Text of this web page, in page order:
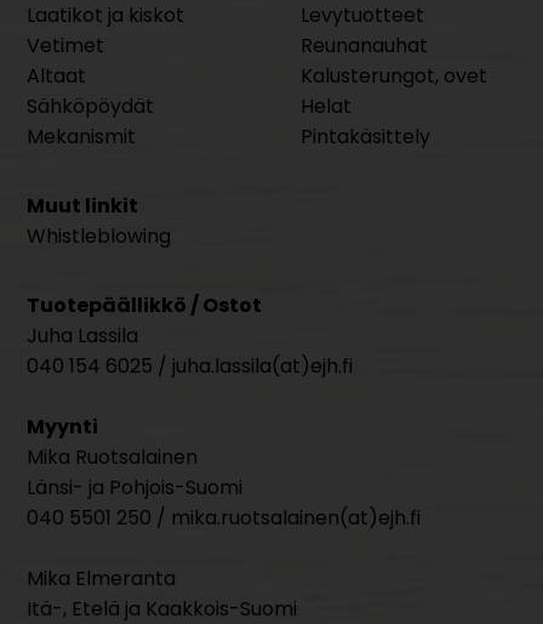
Laatikot ja kiskot
Vetimet
Altaat
Sähköpöydät
Mekanismit
Levytuotteet
Reunanauhat
Kalusterungot, ovet
Helat
Pintakäsittely
Muut linkit
Whistleblowing
Tuotepäällikkö / Ostot
Juha Lassila
040 154 6025 / juha.lassila(at)ejh.fi
Myynti
Mika Ruotsalainen
Länsi- ja Pohjois-Suomi
040 5501 250 / mika.ruotsalainen(at)ejh.fi
Mika Elmeranta
Itä-, Etelä ja Kaakkois-Suomi